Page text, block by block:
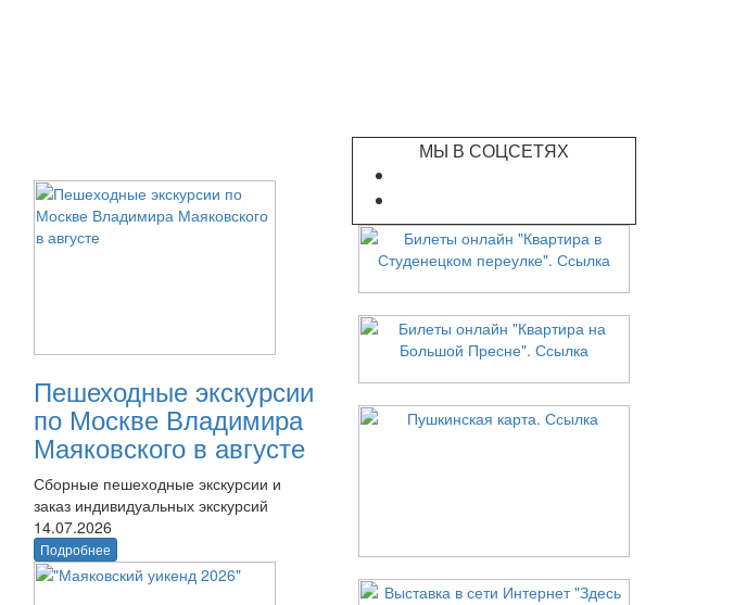
Пешеходные экскурсии
по Москве Владимира
Маяковского в августе
Сборные пешеходные экскурсии и
заказ индивидуальных экскурсий
14.07.2026
Подробнее
МЫ В СОЦСЕТЯХ